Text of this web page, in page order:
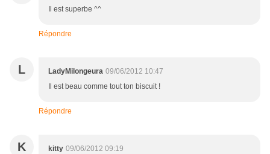
Il est superbe ^^
Répondre
L LadyMilongeura 09/06/2012 10:47
Il est beau comme tout ton biscuit !
Répondre
K kitty 09/06/2012 09:19